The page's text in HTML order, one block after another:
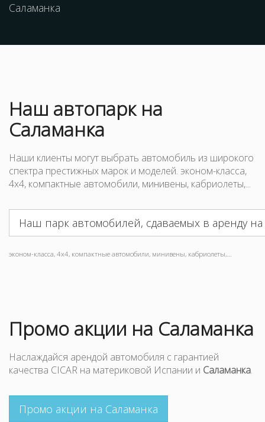
Саламанка
Наш автопаркна
Саламанка
Наши клиенты могут выбрать автомобиль из широкого
спектра престижных марок и моделей. эконом-класса,
4x4, компактные автомобили, минивены, кабриолеты,...
Наш парк автомобилей, сдаваемых в аренду на
эконом-класса, 4x4, компактные автомобили, минивены, кабриолеты,...
Промо акции на Саламанка
Наслаждайся арендой автомобиля с гарантией
качества CICAR на материковой Испании и Саламанка.
Промо акции на Саламанка